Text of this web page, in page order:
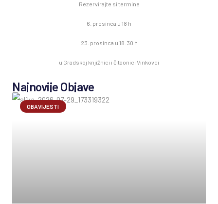
Rezervirajte si termine
6. prosinca u 18 h
23. prosinca u 18:30 h
u Gradskoj knjižnici i čitaonici Vinkovci
Najnovije Objave
OBAVIJESTI